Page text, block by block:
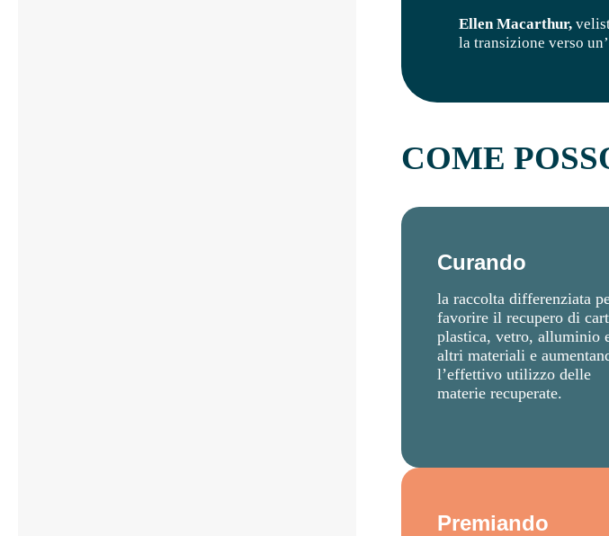
EllenMacarthur,
la transizione verso
COME
Curando
la raccolta differenziata
favorire il recupero di
plastica, vetro, alluminio
altri materiali e
l’effettivo utilizzo delle
materie recuperate.
Premiando